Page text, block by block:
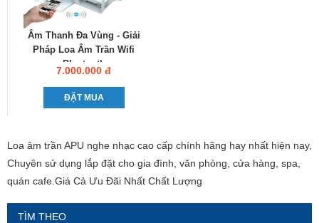
Âm Thanh Đa Vùng - Giải
Pháp Loa Âm Trần Wifi
Bluetooth
7.000.000 đ
ĐẶT MUA
Loa âm trần APU nghe nhạc cao cấp chính hãng hay nhất hiện nay,
Chuyên sử dụng lắp đặt cho gia đình, văn phòng, cửa hàng, spa,
quán cafe.Giá Cả Ưu Đãi Nhất Chất Lượng
TÌM THEO